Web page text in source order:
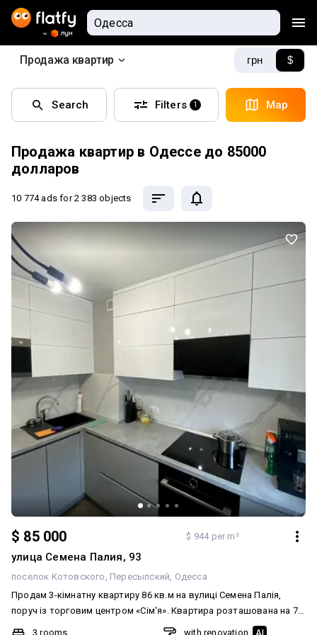
Продажа квартир грн $
Search Filters 1 Map
Продажа квартир в Одессе до 85000
долларов
10 774 ads for 2 383 objects
$ 85 000 $ 944 per m²
улица Семена Палия, 93
поселок Котовского Пересыпский Одесса
Продам 3-кімнатну квартиру 86 кв.м на вулиці Семена Палія,
поруч із торговим центром «Сім'я». Квартира розташована на 7-
му поверсі! У квартирі виконано дорогий та сучасний ремонт, із
3 rooms
with renovation AI